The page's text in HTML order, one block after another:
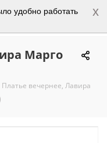
удобно работать
x
0
Марго
Платье вечернее, Лавира